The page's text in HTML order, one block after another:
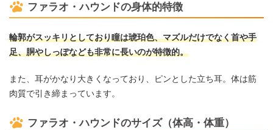
ファラオ・ハウンドの身体的特徴
輪郭がスッキリとしており瞳は琥珀色、マズルだけでなく首や手
足、胴やしっぽなども非常に長いのが特徴的。
また、耳がかなり大きくなっており、ピンとした立ち耳。体は筋
肉質で引き締まっています。
ファラオ・ハウンドのサイズ（体高・体重）